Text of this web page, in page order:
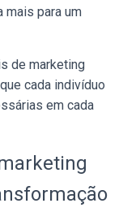
mais para um
de marketing
cada indivíduo
em cada